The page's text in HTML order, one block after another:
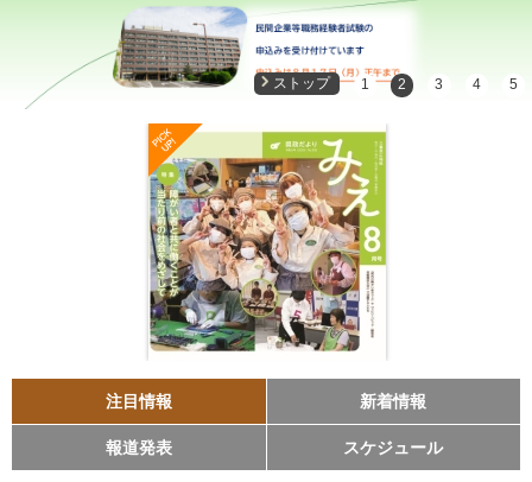
ストップ 1 2 3 4 5
注目情報 新着情報
報道発表 スケジュール